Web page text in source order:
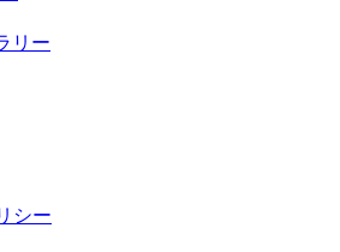
リー
シー